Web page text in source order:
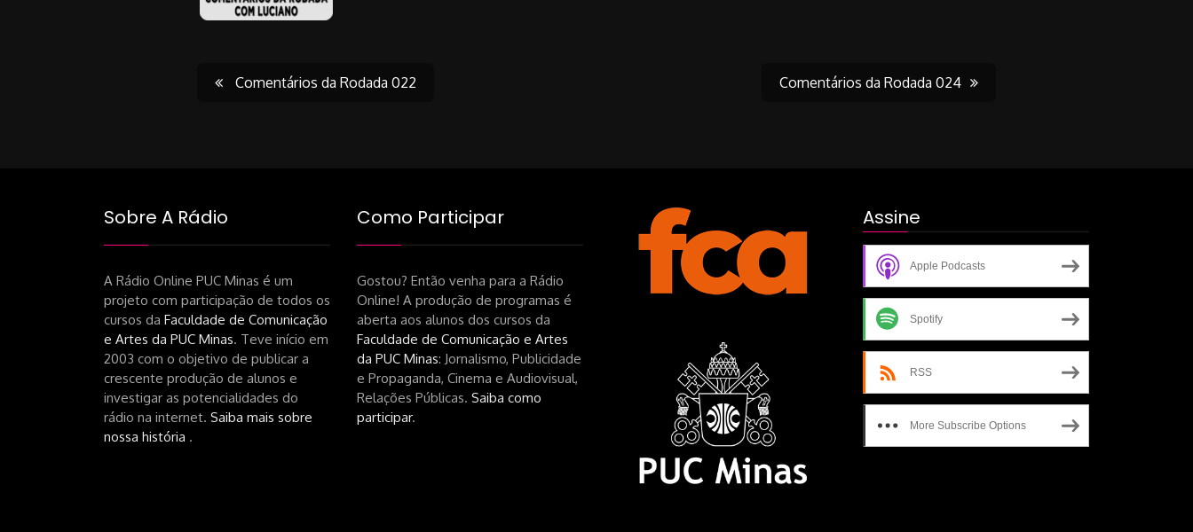
Post
Comentários da Rodada 022 Comentários da Rodada 024
Sobre A Rádio
A Rádio Online PUC Minas é um
projeto com participação de todos os
cursos da Faculdade de Comunicação
e Artes da PUC Minas. Teve início em
2003 com o objetivo de publicar a
crescente produção de alunos e
investigar as potencialidades do
rádio na internet. Saiba mais sobre
nossa história .
Como Participar
Gostou? Então venha para a Rádio
Online! A produção de programas é
aberta aos alunos dos cursos da
Faculdade de Comunicação e Artes
da PUC Minas: Jornalismo, Publicidade
e Propaganda, Cinema e Audiovisual,
Relações Públicas. Saiba como
participar.
Assine
Apple Podcasts
Spotify
RSS
More Subscribe Options